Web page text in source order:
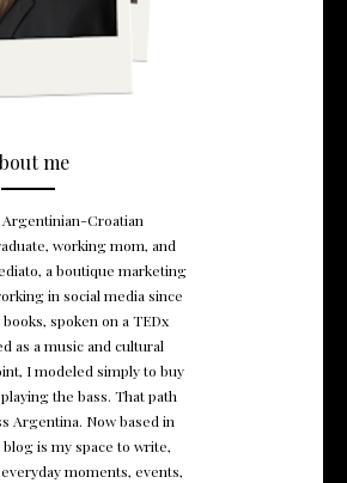
me
Argentinian-Croatian
working mom, and
a boutique marketing
in social media since
spoken on a TEDx
as a music and cultural
I modeled simply to buy
the bass. That path
Argentina. Now based in
is my space to write,
moments, events,